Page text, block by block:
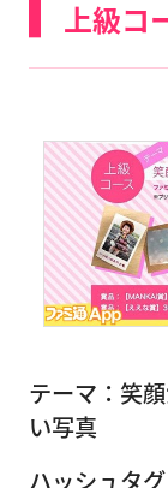
上級コ
テーマ：笑
い写真
ハッシュタ